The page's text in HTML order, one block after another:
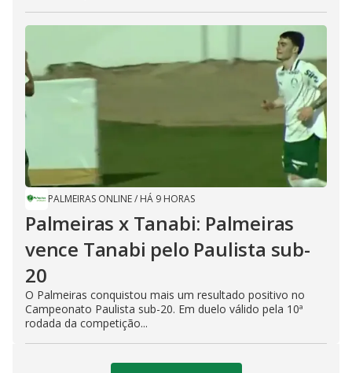
PALMEIRAS ONLINE/ HÁ 9 HORAS
Palmeiras x Tanabi: Palmeiras
vence Tanabi pelo Paulista sub-
20
O Palmeiras conquistou mais um resultado positivo no
Campeonato Paulista sub-20. Em duelo válido pela 10ª
rodada da competição...